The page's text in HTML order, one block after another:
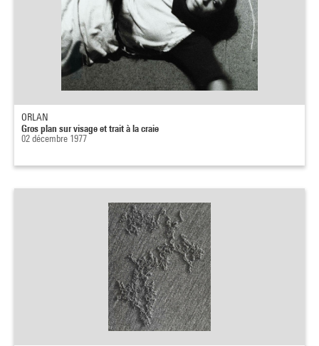
ORLAN
Gros plan sur visage et trait à la craie
02 décembre 1977